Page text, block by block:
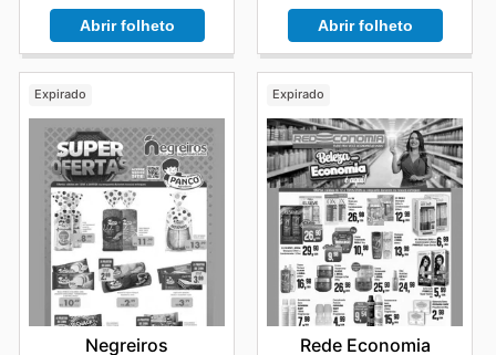
Abrir folheto Abrir folheto
Expirado
Negreiros
Expirado
Rede Economia